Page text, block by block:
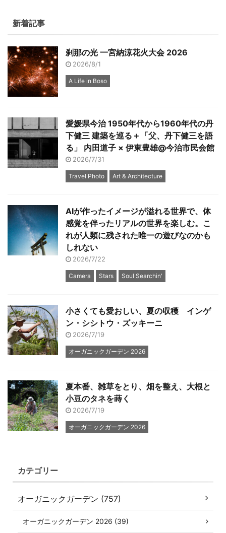
新着記事
刹那の光 一宮納涼花火大会 2026
2026/8/1
A Life in Boso
愛媛県今治 1950年代から1960年代の丹
下健三 建築を巡る＋「父、丹下健三を語
る」 内田道子 × 伊東豊雄@今治市民会館
2026/7/31
Travel Photo Art & Architecture
AIが作ったイメージが溢れる世界で、体
感覚を伴ったリアルの世界を楽しむ。こ
れが人類に残された唯一の遊びなのかも
しれない
2026/7/22
Camera Stars Soul Searchin'
小さくても愛おしい、夏の収穫 インゲ
ン・シシトウ・ズッキーニ
2026/7/19
オーガニックガーデン 2026
夏本番、雑草をとり、畑を整え、大根と
小豆のタネを蒔く
2026/7/19
オーガニックガーデン 2026
カテゴリー
オーガニックガーデン (757)
オーガニックガーデン 2026 (39)